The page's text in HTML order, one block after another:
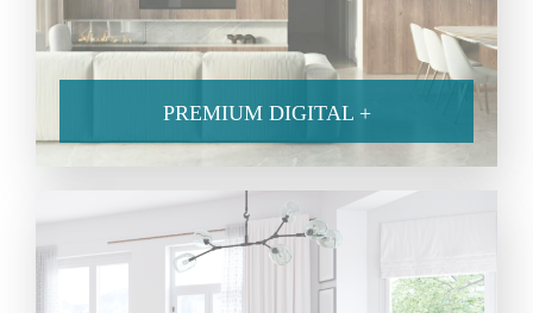
PREMIUM DIGITAL +